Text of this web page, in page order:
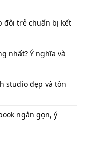
đôi trẻ chuẩn bị kết
nhất​? Ý nghĩa và
studio đẹp và tôn
ngắn gọn, ý